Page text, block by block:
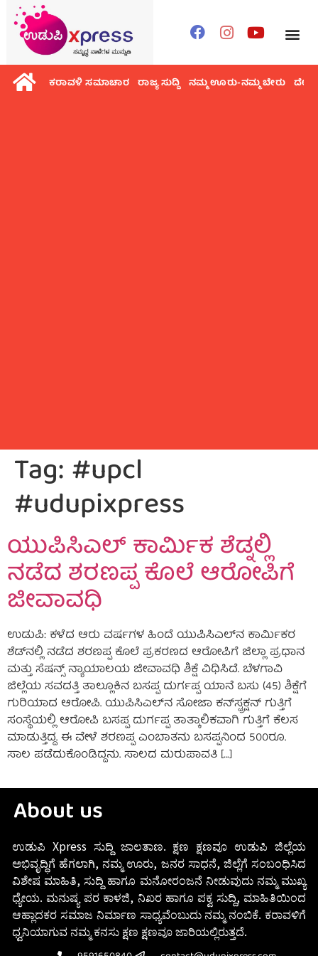
ಕರಾವಳಿ ಸಮಾಚಾರ ರಾಜ್ಯ ಸುದ್ದಿ ನಮ್ಮ ಊರು-ನಮ್ಮ ಬೇರು ದೇಶ
Tag:#upcl
#udupixpress
ಯುಪಿಸಿಎಲ್ ಕಾರ್ಮಿಕ ಶೆಡ್ನಲ್ಲಿ
ನಡೆದ ಶರಣಪ್ಪ ಕೊಲೆ ಆರೋಪಿಗೆ
ಜೀವಾವಧಿ
ಉಡುಪಿ: ಕಳೆದ ಆರು ವರ್ಷಗಳ ಹಿಂದೆ ಯುಪಿಸಿಎಲ್‌ನ ಕಾರ್ಮಿಕರ
ಶೆಡ್‌ನಲ್ಲಿ ನಡೆದ ಶರಣಪ್ಪ ಕೊಲೆ ಪ್ರಕರಣದ ಆರೋಪಿಗೆ ಜಿಲ್ಲಾ ಪ್ರಧಾನ
ಮತ್ತು ಸೆಷನ್ಸ್‌ ನ್ಯಾಯಾಲಯ ಜೀವಾವಧಿ ಶಿಕ್ಷೆ ವಿಧಿಸಿದೆ. ಬೆಳಗಾವಿ
ಜಿಲ್ಲೆಯ ಸವದತ್ತಿ ತಾಲ್ಲೂಕಿನ ಬಸಪ್ಪ ದುರ್ಗಪ್ಪ ಯಾನೆ ಬಸು (45) ಶಿಕ್ಷೆಗೆ
ಗುರಿಯಾದ ಆರೋಪಿ. ಯುಪಿಸಿಎಲ್‌ನ ಸೋಜಾ ಕನ್‌ಸ್ಟ್ರಕ್ಷನ್‌ ಗುತ್ತಿಗೆ
ಸಂಸ್ಥೆಯಲ್ಲಿ ಆರೋಪಿ ಬಸಪ್ಪ ದುರ್ಗಪ್ಪ ತಾತ್ಕಾಲಿಕವಾಗಿ ಗುತ್ತಿಗೆ ಕೆಲಸ
ಮಾಡುತ್ತಿದ್ದ. ಈ ವೇಳೆ ಶರಣಪ್ಪ ಎಂಬಾತನು ಬಸಪ್ಪನಿಂದ 500ರೂ.
ಸಾಲ ಪಡೆದುಕೊಂಡಿದ್ದನು. ಸಾಲದ ಮರುಪಾವತಿ […]
About us
ಉಡುಪಿ Xpress ಸುದ್ದಿ ಜಾಲತಾಣ. ಕ್ಷಣ ಕ್ಷಣವೂ ಉಡುಪಿ ಜಿಲ್ಲೆಯ
ಅಭಿವೃದ್ಧಿಗೆ ಹೆಗಲಾಗಿ, ನಮ್ಮ ಊರು, ಜನರ ಸಾಧನೆ, ಜಿಲ್ಲೆಗೆ ಸಂಬಂಧಿಸಿದ
ವಿಶೇಷ ಮಾಹಿತಿ, ಸುದ್ದಿ ಹಾಗೂ ಮನೋರಂಜನೆ ನೀಡುವುದು ನಮ್ಮ ಮುಖ್ಯ
ಧ್ಯೇಯ. ಮನುಷ್ಯ ಪರ ಕಾಳಜಿ, ನಿಖರ ಹಾಗೂ ಪಕ್ವ ಸುದ್ದಿ, ಮಾಹಿತಿಯಿಂದ
ಆಹ್ಲಾದಕರ ಸಮಾಜ ನಿರ್ಮಾಣ ಸಾಧ್ಯವೆಂಬುದು ನಮ್ಮ ನಂಬಿಕೆ. ಕರಾವಳಿಗೆ
ಧ್ವನಿಯಾಗುವ ನಮ್ಮ ಕನಸು ಕ್ಷಣ ಕ್ಷಣವೂ ಜಾರಿಯಲ್ಲಿರುತ್ತದೆ.